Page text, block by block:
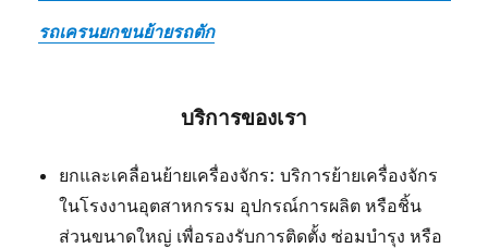
รถเครนยกขนย้ายรถตัก
บริการของเรา
ยกและเคลื่อนย้ายเครื่องจักร: บริการย้ายเครื่องจักร
ในโรงงานอุตสาหกรรม อุปกรณ์การผลิต หรือชิ้น
ส่วนขนาดใหญ่ เพื่อรองรับการติดตั้ง ซ่อมบำรุง หรือ